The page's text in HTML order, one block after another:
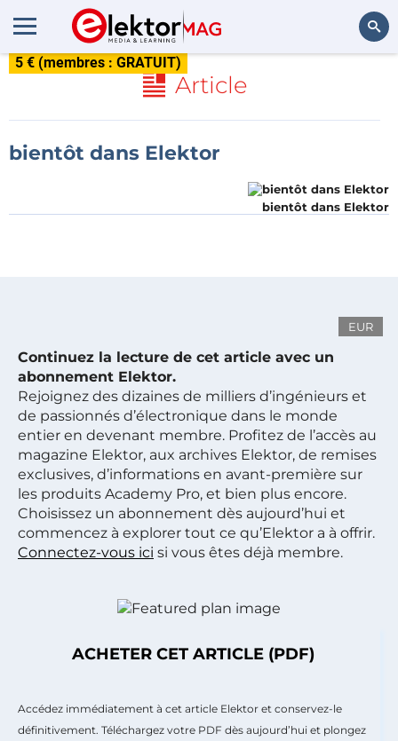
5 € (membres : GRATUIT)
Article
bientôt dans Elektor
bientôt dans Elektor
EUR
Continuez la lecture de cet article avec un
abonnement Elektor.
Rejoignez des dizaines de milliers d’ingénieurs et
de passionnés d’électronique dans le monde
entier en devenant membre. Profitez de l’accès au
magazine Elektor, aux archives Elektor, de remises
exclusives, d’informations en avant-première sur
les produits Academy Pro, et bien plus encore.
Choisissez un abonnement dès aujourd’hui et
commencez à explorer tout ce qu’Elektor a à offrir.
Connectez-vous ici si vous êtes déjà membre.
ACHETER CET ARTICLE (PDF)
Accédez immédiatement à cet article Elektor et conservez-le
définitivement. Téléchargez votre PDF dès aujourd’hui et plongez